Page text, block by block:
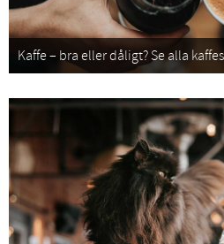
Kaffe – bra eller dåligt? Se alla